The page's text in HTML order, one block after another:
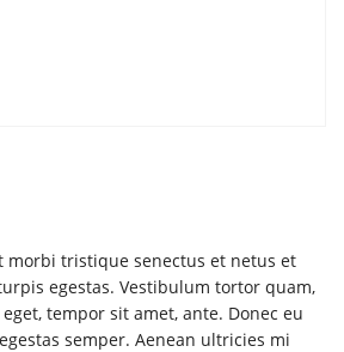
morbi tristique senectus et netus et
egestas. Vestibulum tortor quam,
tempor sit amet, ante. Donec eu
semper. Aenean ultricies mi